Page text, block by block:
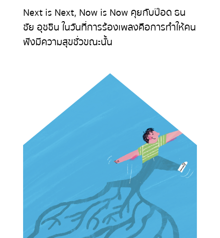
Next is Next, Now is Now คุยกับป๊อด ธน
ชัย อุชชิน ในวันที่การร้องเพลงคือการทำให้คน
ฟังมีความสุขชั่วขณะนั้น